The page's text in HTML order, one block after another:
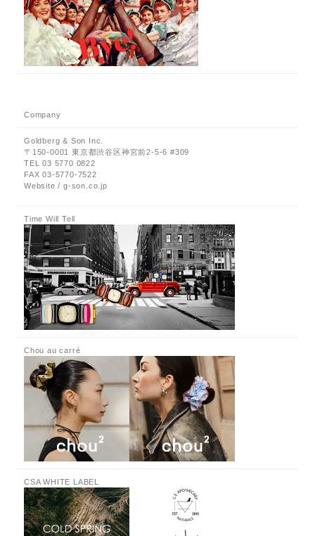
Company
Goldberg & Son Inc.
〒150-0001 東京都渋谷区神宮前2-5-6 #309
TEL 03 5770 0822
FAX 03-5770-7522
Website / g-son.co.jp
Time Will Tell
Chou au carré
CSA WHITE LABEL